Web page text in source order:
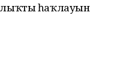
һаҡлауын